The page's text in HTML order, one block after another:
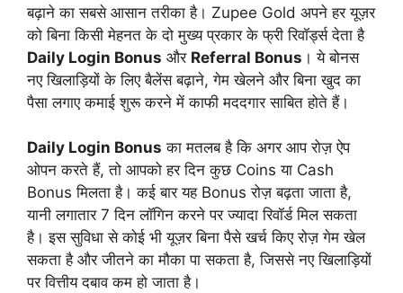
बढ़ाने का सबसे आसान तरीका है। Zupee Gold अपने हर यूज़र
को बिना किसी मेहनत के दो मुख्य प्रकार के फ्री रिवॉर्ड्स देता है
Daily Login Bonus और Referral Bonus । ये बोनस
नए खिलाड़ियों के लिए बैलेंस बढ़ाने, गेम खेलने और बिना खुद का
पैसा लगाए कमाई शुरू करने में काफी मददगार साबित होते हैं।
Daily Login Bonus का मतलब है कि अगर आप रोज़ ऐप
ओपन करते हैं, तो आपको हर दिन कुछ Coins या Cash
Bonus मिलता है। कई बार यह Bonus रोज़ बढ़ता जाता है,
यानी लगातार 7 दिन लॉगिन करने पर ज्यादा रिवॉर्ड मिल सकता
है। इस सुविधा से कोई भी यूज़र बिना पैसे खर्च किए रोज़ गेम खेल
सकता है और जीतने का मौका पा सकता है, जिससे नए खिलाड़ियों
पर वित्तीय दबाव कम हो जाता है।